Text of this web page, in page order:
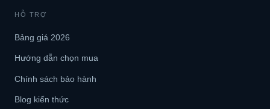
HỖ TRỢ
Bảng giá 2026
Hướng dẫn chọn mua
Chính sách bảo hành
Blog kiến thức